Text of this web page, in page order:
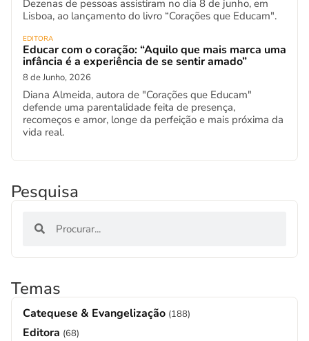
Dezenas de pessoas assistiram no dia 8 de junho, em
Lisboa, ao lançamento do livro “Corações que Educam".
EDITORA
Educar com o coração: “Aquilo que mais marca uma
infância é a experiência de se sentir amado”
8 de Junho, 2026
Diana Almeida, autora de "Corações que Educam"
defende uma parentalidade feita de presença,
recomeços e amor, longe da perfeição e mais próxima da
vida real.
Pesquisa
Temas
Catequese & Evangelização (188)
Editora (68)